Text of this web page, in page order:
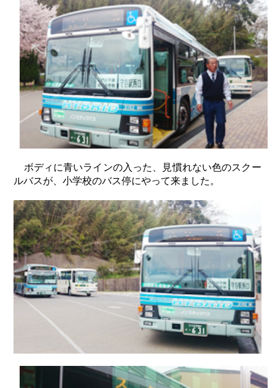
ボディに青いラインの入った、見慣れない色のスクー
ルバスが、小学校のバス停にやって来ました。